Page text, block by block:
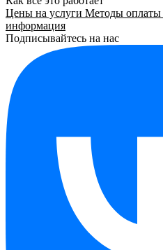
Цены на услуги Методы оплаты
информация
Подписывайтесь на нас